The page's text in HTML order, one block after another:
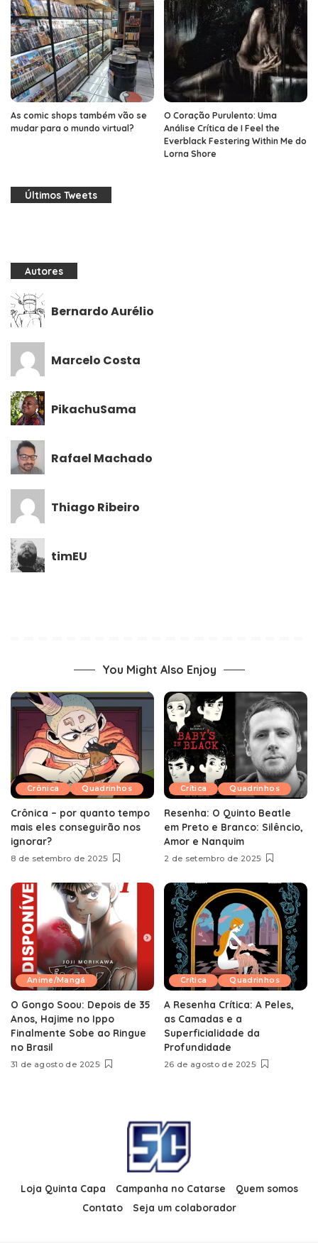
As comic shops também vão se
mudar para o mundo virtual?
O Coração Purulento: Uma
Análise Crítica de I Feel the
Everblack Festering Within Me do
Lorna Shore
Últimos Tweets
Autores
Bernardo Aurélio
Marcelo Costa
PikachuSama
Rafael Machado
Thiago Ribeiro
timEU
You Might Also Enjoy
Crônica Quadrinhos
Crônica – por quanto tempo
mais eles conseguirão nos
ignorar?
8 de setembro de 2025
Crítica Quadrinhos
Resenha: O Quinto Beatle
em Preto e Branco: Silêncio,
Amor e Nanquim
2 de setembro de 2025
Anime/Mangá
O Gongo Soou: Depois de 35
Anos, Hajime no Ippo
Finalmente Sobe ao Ringue
no Brasil
31 de agosto de 2025
Crítica Quadrinhos
A Resenha Crítica: A Peles,
as Camadas e a
Superficialidade da
Profundidade
26 de agosto de 2025
Loja Quinta Capa Campanha no Catarse
Quem somos
Contato
Seja um colaborador